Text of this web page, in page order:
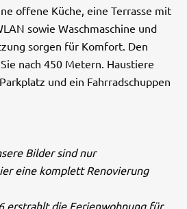
offene Küche, eine Terrasse mit
sowie Waschmaschine und
sorgen für Komfort. Den
nach 450 Metern. Haustiere
und ein Fahrradschuppen
Bilder sind nur
eine komplett Renovierung
erstrahlt die Ferienwohnung für